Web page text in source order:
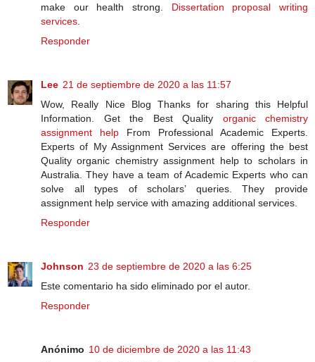
make our health strong. Dissertation proposal writing
services
Responder
Lee 21 de septiembre de 2020 a las 11:57
Wow, Really Nice Blog Thanks for sharing this Helpful
Information. Get the Best Quality organic chemistry
assignment help From Professional Academic Experts.
Experts of My Assignment Services are offering the best
Quality organic chemistry assignment help to scholars in
Australia. They have a team of Academic Experts who can
solve all types of scholars’ queries. They provide
assignment help service with amazing additional services.
Responder
Johnson 23 de septiembre de 2020 a las 6:25
Este comentario ha sido eliminado por el autor.
Responder
Anónimo 10 de diciembre de 2020 a las 11:43